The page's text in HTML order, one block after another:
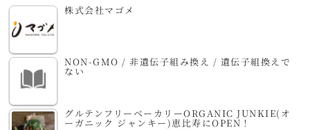
株式会社マゴメ
NON-GMO / 非遺伝子組み換え / 遺伝子組換えで
ない
グルテンフリーベーカリーORGANIC JUNKIE(オ
ーガニック ジャンキー)恵比寿にOPEN！